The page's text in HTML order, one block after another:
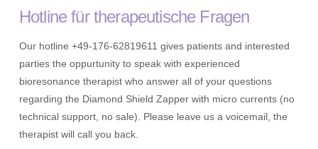
Hotline für therapeutische Fragen
Our hotline +49-176-62819611 gives patients and interested
parties the oppurtunity to speak with experienced
bioresonance therapist who answer all of your questions
regarding the Diamond Shield Zapper with micro currents (no
technical support, no sale). Please leave us a voicemail, the
therapist will call you back.